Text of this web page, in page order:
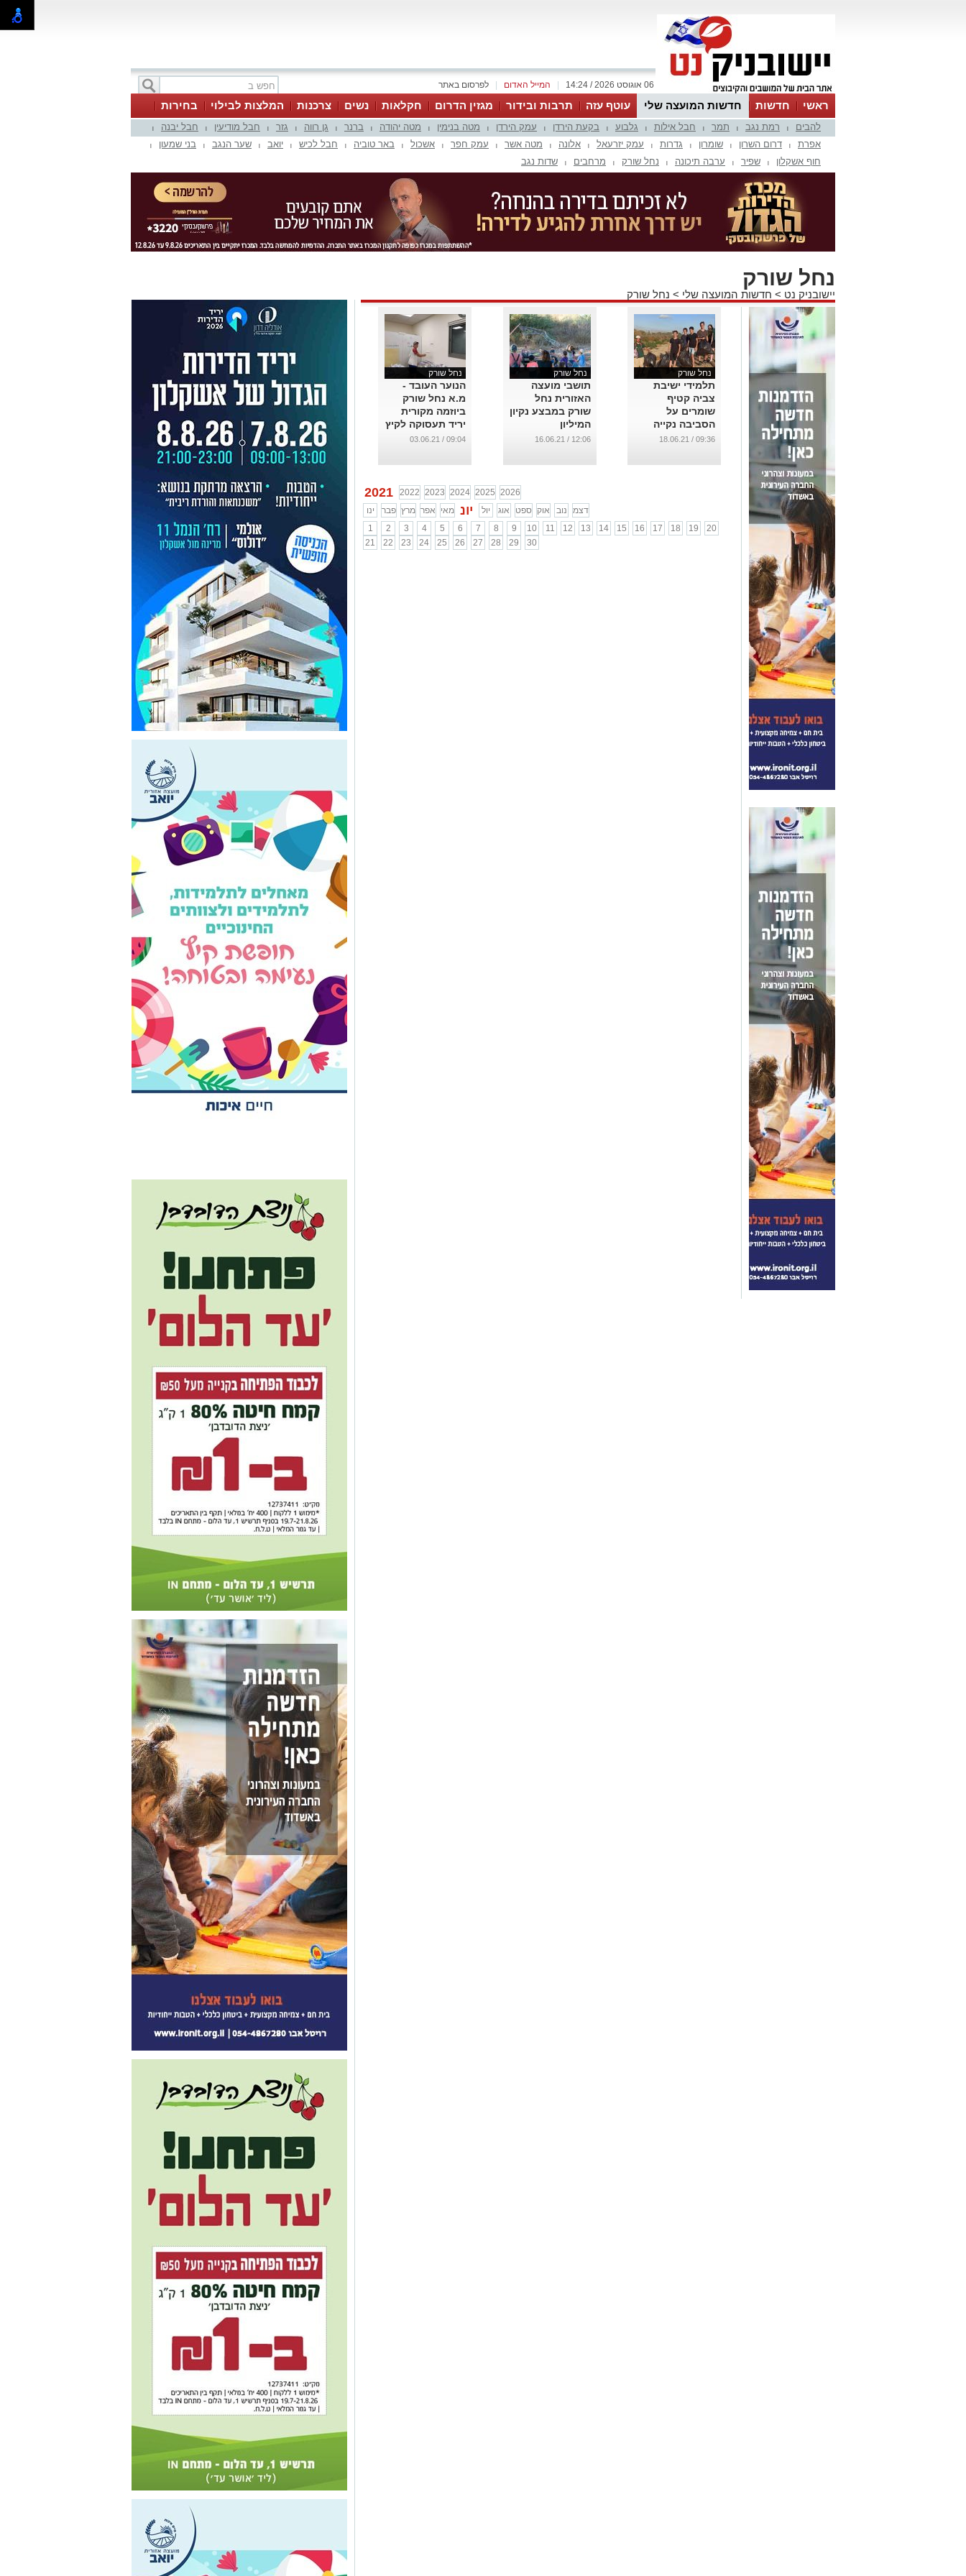
לפרסום באתר המייל האדום 06 אוגוסט 2026 / 14:24
ראשי חדשות חדשות המועצה שלי עוטף עזה תרבות ובידור מגזין הדרום חקלאות נשים צרכנות המלצות לבילוי
בחירות
אינדקס עסקים
לוח טיפים והמלצות להבים רמת נגב תמר חבל אילות גלבוע בקעת הירדן עמק הירדן מטה בנימין מטה יהודה ברנר גן רווה גזר חבל מודיעין חבל יבנה
אפרת דרום השרון שומרון גדרות עמק יזרעאל אלונה מטה אשר עמק חפר אשכול באר טוביה חבל לכיש יואב שער הנגב בני שמעון
חוף אשקלון שפיר ערבה תיכונה נחל שורק מרחבים שדות נגב
נחל שורק
יישובניק נט > חדשות המועצה שלי > נחל שורק
נחל שורק
תלמידי ישיבת
צביה קטיף
שומרים על
הסביבה נקייה
...
09:36 / 18.06.21
נחל שורק
תושבי מועצה
האזורית נחל
שורק במבצע נקיון
המיליון
...
12:06 / 16.06.21
נחל שורק
הנוער העובד -
מ.א נחל שורק
ביוזמה מקורית
יריד תעסוקה לקיץ
...
09:04 / 03.06.21
2021 2022 2023 2024 2025 2026
ינו
פבר מרץ אפר מאי יונ יול אוג ספט אוק נוב
דצמ
1
2 3 4 5 6 7 8 9 10 11 12 13 14 15 16 17 18 19
20
21
22 23 24 25 26 27 28 29 30